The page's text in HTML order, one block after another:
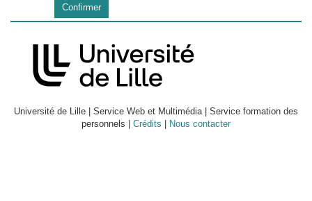
Université de Lille | Service Web et Multimédia | Service formation des
personnels | Crédits Nous contacter